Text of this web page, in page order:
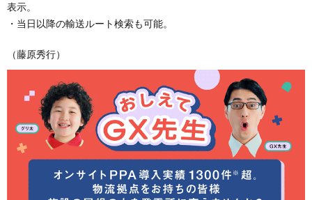
表示。
・当日以降の輸送ルート検索も可能。
（藤原秀行）